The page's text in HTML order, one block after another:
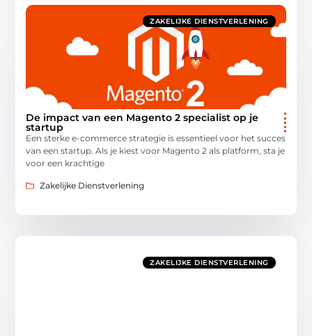
ZAKELIJKE DIENSTVERLENING
De impact van een Magento 2 specialist op je
startup
Een sterke e-commerce strategie is essentieel voor het succes
van een startup. Als je kiest voor Magento 2 als platform, sta je
voor een krachtige
Zakelijke Dienstverlening
ZAKELIJKE DIENSTVERLENING